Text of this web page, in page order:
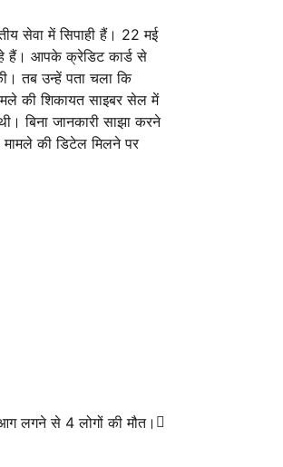
सेवा में सिपाही हैं। 22 मई
हैं। आपके क्रेडिट कार्ड से
तब उन्हें पता चला कि
की शिकायत साइबर सेल में
बिना जानकारी साझा करने
की डिटेल मिलने पर
लगने से 4 लोगों की मौत।